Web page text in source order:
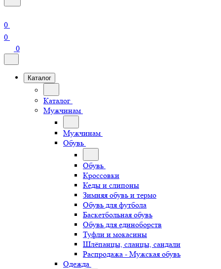
0
0
0
Каталог
Каталог
Мужчинам
Мужчинам
Обувь
Обувь
Кроссовки
Кеды и слипоны
Зимняя обувь и термо
Обувь для футбола
Баскетбольная обувь
Обувь для единоборств
Туфли и мокасины
Шлёпанцы, сланцы, сандали
Распродажа - Мужская обувь
Одежда